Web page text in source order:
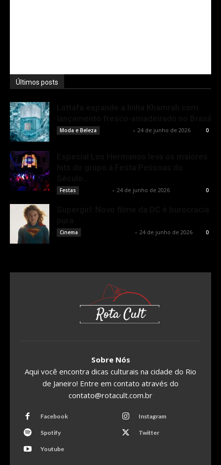
Últimos posts
Moda e Beleza - 24 de junho de 2026 0
Festas - 24 de junho de 2026 0
Cinema - 24 de junho de 2026 0
Sobre Nós
Aqui você encontra dicas culturais na cidade do Rio
de Janeiro! Entre em contato através do
contato@rotacult.com.br
Facebook Instagram
Spotify Twitter
Youtube